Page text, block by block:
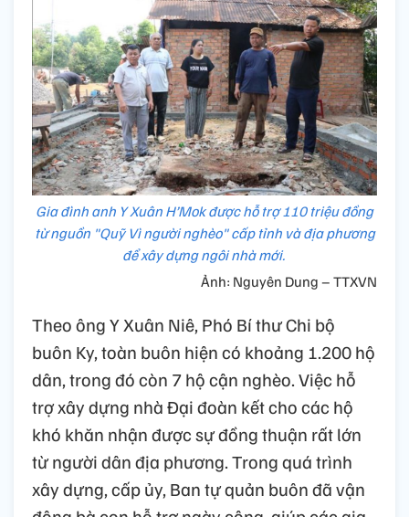
Gia đình anh Y Xuân H’Mok được hỗ trợ 110 triệu đồng
từ nguồn "Quỹ Vì người nghèo" cấp tỉnh và địa phương
để xây dựng ngôi nhà mới.
Ảnh: Nguyên Dung – TTXVN
Theo ông Y Xuân Niê, Phó Bí thư Chi bộ
buôn Ky, toàn buôn hiện có khoảng 1.200 hộ
dân, trong đó còn 7 hộ cận nghèo. Việc hỗ
trợ xây dựng nhà Đại đoàn kết cho các hộ
khó khăn nhận được sự đồng thuận rất lớn
từ người dân địa phương. Trong quá trình
xây dựng, cấp ủy, Ban tự quản buôn đã vận